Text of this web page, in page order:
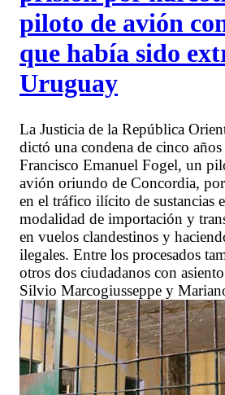
piloto de avión
que había sido
Uruguay
La Justicia de la República
dictó una condena de cinco
Francisco Emanuel Fogel, un
avión oriundo de Concordia,
en el tráfico ilícito de sustancias
modalidad de importación y
en vuelos clandestinos y
ilegales. Entre los procesados
otros dos ciudadanos con
Silvio Marcogiusseppe y